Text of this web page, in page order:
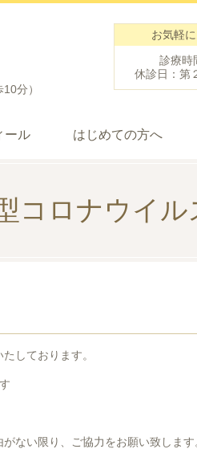
分）
お気軽
診療時
休診日：第
ール はじめての方へ
コロナウイル
しております。
ない限り、ご協力をお願い致します